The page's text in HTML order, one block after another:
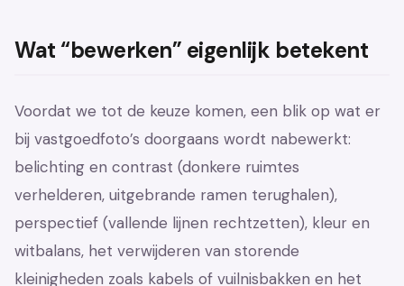
Wat “bewerken” eigenlijk betekent
Voordat we tot de keuze komen, een blik op wat er
bij vastgoedfoto’s doorgaans wordt nabewerkt:
belichting en contrast (donkere ruimtes
verhelderen, uitgebrande ramen terughalen),
perspectief (vallende lijnen rechtzetten), kleur en
witbalans, het verwijderen van storende
kleinigheden zoals kabels of vuilnisbakken en het